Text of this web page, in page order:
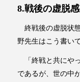
8.戦後の虚脱感
終戦後の虚脱状
野先生はこう書い
「終戦と共にや
であるが、世の中